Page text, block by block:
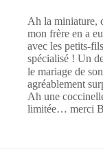
Ah la miniature,
mon frère en a
avec les petits-
spécialisé ! Un
le mariage de
agréablement
Ah une
limitée… merci